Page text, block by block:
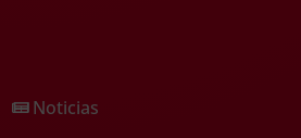
Noticias